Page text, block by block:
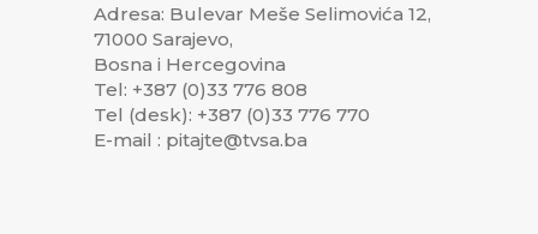
Adresa: Bulevar Meše Selimovića 12,
71000 Sarajevo,
Bosna i Hercegovina
Tel: +387 (0)33 776 808
Tel (desk): +387 (0)33 776 770
E-mail : pitajte@tvsa.ba